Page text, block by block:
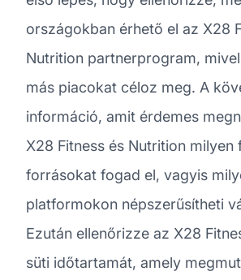
országokban érhető el az X28
Nutrition partnerprogram,
más piacokat céloz meg. A
információ, amit érdemes
X28 Fitness és Nutrition milyen
forrásokat fogad el, vagyis
platformokon népszerűsítheti
Ezután ellenőrizze az X28
süti időtartamát, amely